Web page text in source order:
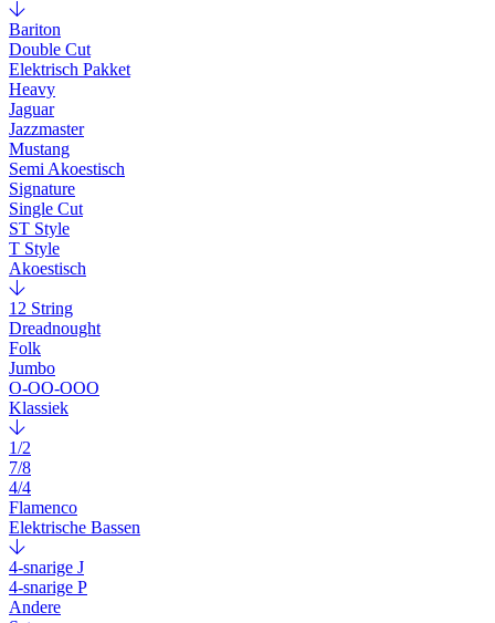
Bariton
Double Cut
Elektrisch Pakket
Heavy
Jaguar
Jazzmaster
Mustang
Semi Akoestisch
Signature
Single Cut
ST Style
T Style
Akoestisch
12 String
Dreadnought
Folk
Jumbo
O-OO-OOO
Klassiek
1/2
7/8
4/4
Flamenco
Elektrische Bassen
4-snarige J
4-snarige P
Andere